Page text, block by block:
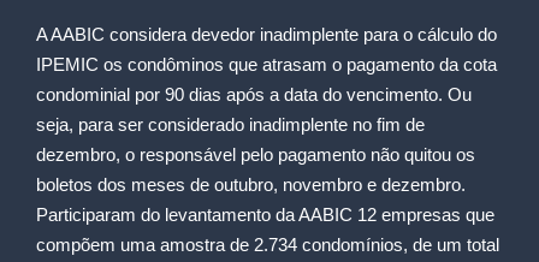
A AABIC considera devedor inadimplente para o cálculo do
IPEMIC os condôminos que atrasam o pagamento da cota
condominial por 90 dias após a data do vencimento. Ou
seja, para ser considerado inadimplente no fim de
dezembro, o responsável pelo pagamento não quitou os
boletos dos meses de outubro, novembro e dezembro.
Participaram do levantamento da AABIC 12 empresas que
compõem uma amostra de 2.734 condomínios, de um total